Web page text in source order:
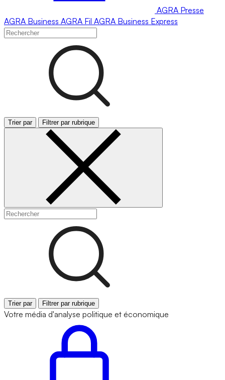
AGRA Presse
AGRA Business AGRA Fil AGRA Business Express
Trier par Filtrer par rubrique
Trier par Filtrer par rubrique
Votre média d'analyse politique et économique